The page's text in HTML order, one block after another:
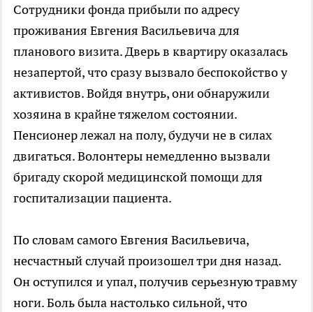
Сотрудники фонда прибыли по адресу
проживания Евгения Васильевича для
планового визита. Дверь в квартиру оказалась
незапертой, что сразу вызвало беспокойство у
активистов. Войдя внутрь, они обнаружили
хозяина в крайне тяжелом состоянии.
Пенсионер лежал на полу, будучи не в силах
двигаться. Волонтеры немедленно вызвали
бригаду скорой медицинской помощи для
госпитализации пациента.
По словам самого Евгения Васильевича,
несчастный случай произошел три дня назад.
Он оступился и упал, получив серьезную травму
ноги. Боль была настолько сильной, что